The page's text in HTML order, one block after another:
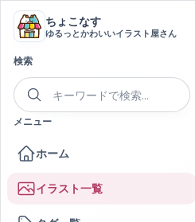
ちょこなす
ゆるっとかわいいイラスト屋さん
検索
メニュー
ホーム
イラスト一覧